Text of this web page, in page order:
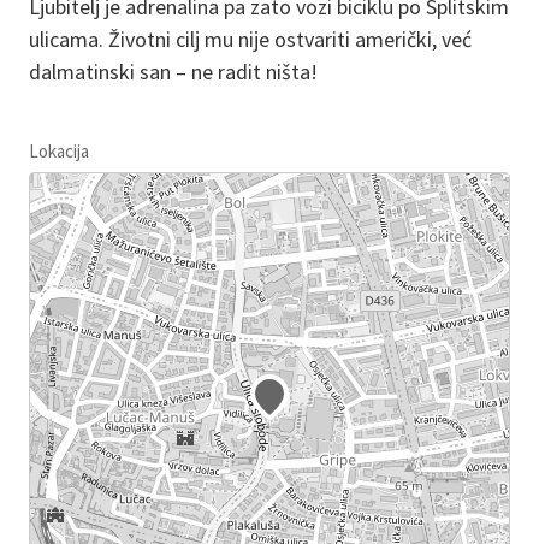
Ljubitelj je adrenalina pa zato vozi biciklu po Splitskim
ulicama. Životni cilj mu nije ostvariti američki, već
dalmatinski san – ne radit ništa!
Lokacija